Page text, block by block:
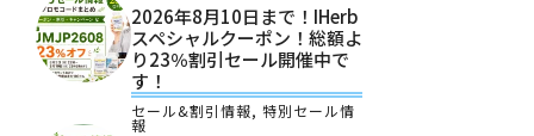
2026年8月10日まで！iHerb
スペシャルクーポン！総額よ
り23％割引セール開催中で
す！
セール&割引情報, 特別セール情
報